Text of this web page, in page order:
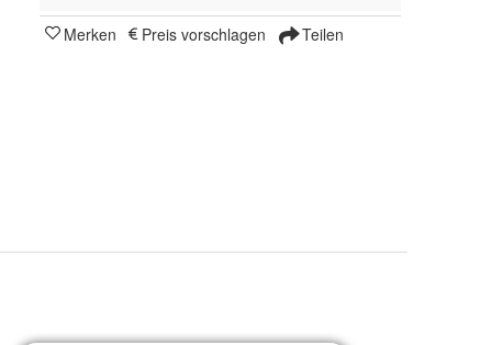
Merken Preis vorschlagen Teilen